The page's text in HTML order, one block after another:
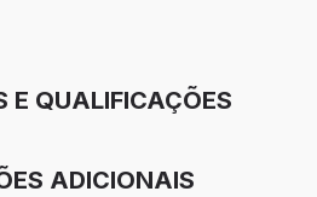
E QUALIFICAÇÕES
ADICIONAIS